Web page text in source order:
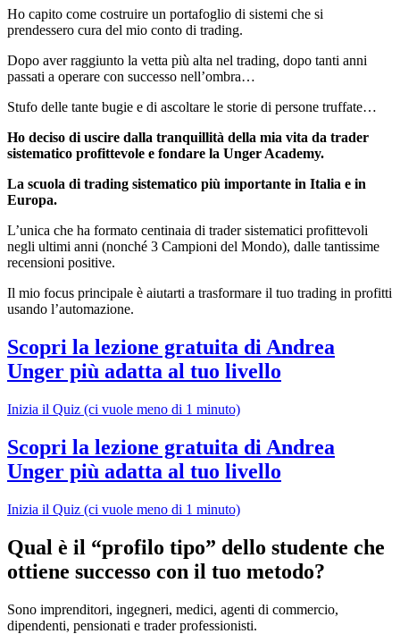
Ho capito come costruire un portafoglio di sistemi che si
prendessero cura del mio conto di trading.
Dopo aver raggiunto la vetta più alta nel trading, dopo tanti anni
passati a operare con successo nell’ombra…
Stufo delle tante bugie e di ascoltare le storie di persone truffate…
Ho deciso di uscire dalla tranquillità della mia vita da trader
sistematico profittevole e fondare la Unger Academy.
La scuola di trading sistematico più importante in Italia e in
Europa.
L’unica che ha formato centinaia di trader sistematici profittevoli
negli ultimi anni (nonché 3 Campioni del Mondo), dalle tantissime
recensioni positive.
Il mio focus principale è aiutarti a trasformare il tuo trading in profitti
usando l’automazione.
Scopri la lezione gratuita di Andrea
Unger più adatta al tuo livello
Inizia il Quiz (ci vuole meno di 1 minuto)
Scopri la lezione gratuita di Andrea
Unger più adatta al tuo livello
Inizia il Quiz (ci vuole meno di 1 minuto)
Qual è il “profilo tipo” dello studente che
ottiene successo con il tuo metodo?
Sono imprenditori, ingegneri, medici, agenti di commercio,
dipendenti, pensionati e trader professionisti.